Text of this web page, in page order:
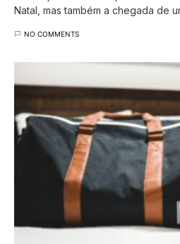
Natal, mas também a chegada de
NO COMMENTS